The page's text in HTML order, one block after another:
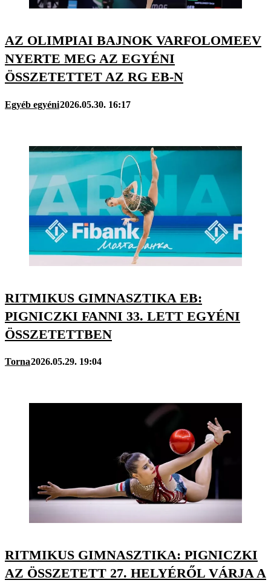
AZ OLIMPIAI BAJNOK VARFOLOMEEV
NYERTE MEG AZ EGYÉNI
ÖSSZETETTET AZ RG EB-N
Egyéb egyéni2026.05.30. 16:17
RITMIKUS GIMNASZTIKA EB:
PIGNICZKI FANNI 33. LETT EGYÉNI
ÖSSZETETTBEN
Torna2026.05.29. 19:04
RITMIKUS GIMNASZTIKA: PIGNICZKI
AZ ÖSSZETETT 27. HELYÉRŐL VÁRJA A